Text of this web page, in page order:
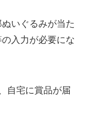
いぐるみが当た
入力が必要にな
自宅に賞品が届